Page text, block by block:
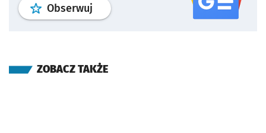
Obserwuj profil serwisu
ZOBACZ TAKŻE